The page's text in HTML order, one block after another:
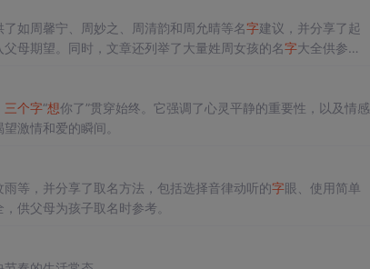
了如周馨宁、周妙之、周清韵和周允晴等名字建议，并分享了起
母期望。同时，文章还列举了大量姓周女孩的名字大全供参
三个字“想你了”贯穿始终。它强调了心灵平静的重要性，以及情感
激情和爱的瞬间。
等，并分享了取名方法，包括选择音律动听的字眼、使用简单
供父母为孩子取名时参考。